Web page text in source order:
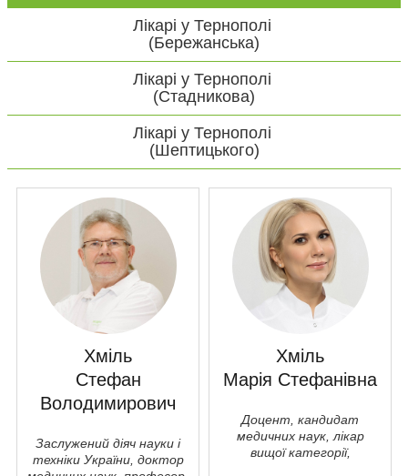
Лікарі у Тернополі
(Бережанська)
Лікарі у Тернополі
(Стадникова)
Лікарі у Тернополі
(Шептицького)
Хміль
Стефан
Володимирович
Заслужений діяч науки і
техніки України, доктор
Хміль
Марія Стефанівна
Доцент, кандидат
медичних наук, лікар
вищої категорії,